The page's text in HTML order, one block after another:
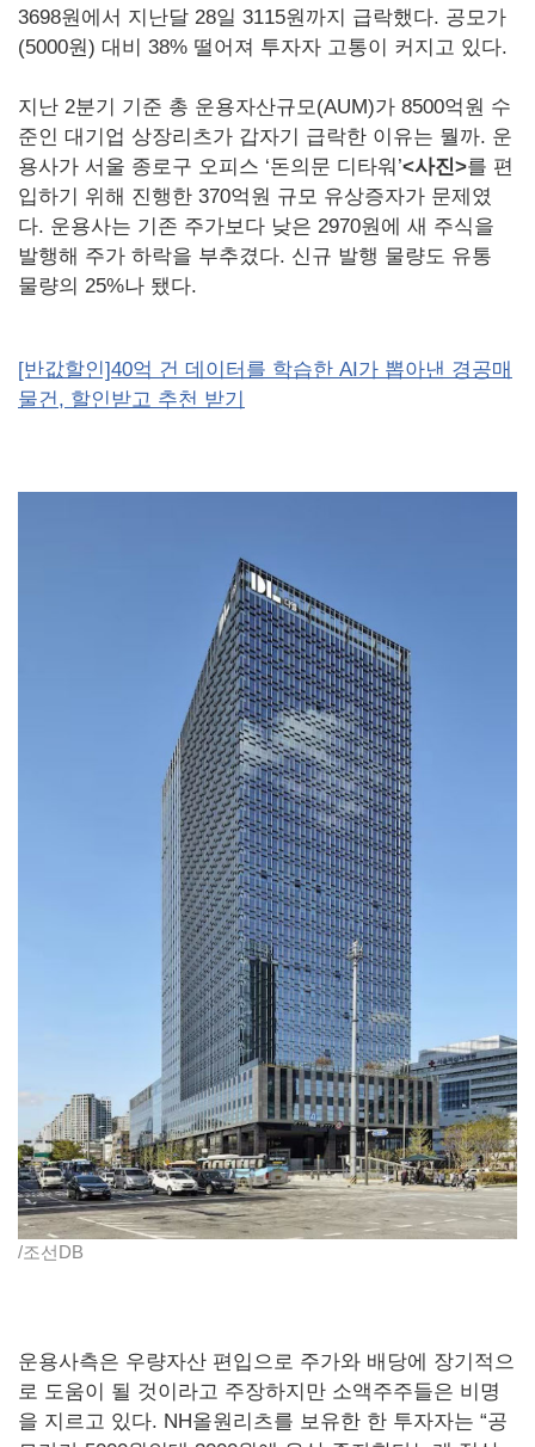
3698원에서 지난달 28일 3115원까지 급락했다. 공모가
(5000원) 대비 38% 떨어져 투자자 고통이 커지고 있다.
지난 2분기 기준 총 운용자산규모(AUM)가 8500억원 수
준인 대기업 상장리츠가 갑자기 급락한 이유는 뭘까. 운
용사가 서울 종로구 오피스 ‘돈의문 디타워’<사진>를 편
입하기 위해 진행한 370억원 규모 유상증자가 문제였
다. 운용사는 기존 주가보다 낮은 2970원에 새 주식을
발행해 주가 하락을 부추겼다. 신규 발행 물량도 유통
물량의 25%나 됐다.
[반값할인]40억 건 데이터를 학습한 AI가 뽑아낸 경공매
물건, 할인받고 추천 받기
/조선DB
운용사측은 우량자산 편입으로 주가와 배당에 장기적으
로 도움이 될 것이라고 주장하지만 소액주주들은 비명
을 지르고 있다. NH올원리츠를 보유한 한 투자자는 “공